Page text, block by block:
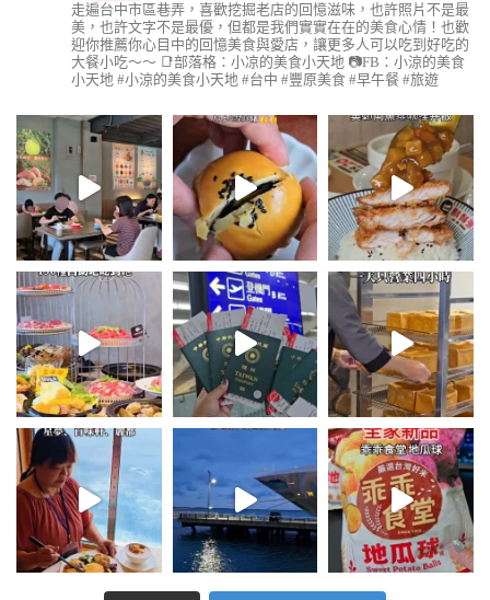
走遍台中市區巷弄，喜歡挖掘老店的回憶滋味，也許照片不是最
美，也許文字不是最優，但都是我們實實在在的美食心情！也歡
迎你推薦你心目中的回憶美食與愛店，讓更多人可以吃到好吃的
大餐小吃～～ 📑部落格：小凉的美食小天地 📷FB：小涼的美食
小天地 #小涼的美食小天地 #台中 #豐原美食 #早午餐 #旅遊